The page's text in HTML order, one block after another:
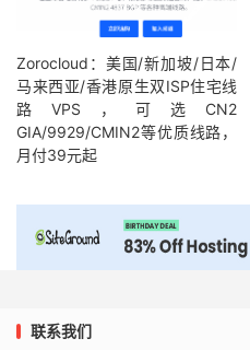
Zorocloud：美国/新加坡/日本/
马来西亚/香港原生双ISP住宅线
路VPS，可选CN2
GIA/9929/CMIN2等优质线路，
月付39元起
联系我们